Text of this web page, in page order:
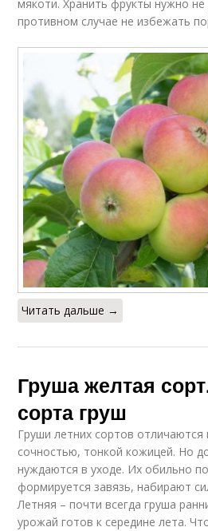
мякоти. Хранить фрукты нужно
противном случае не избежать
Читать дальше →
Груша желтая
сорта груш
Груши летних сортов отличаются
сочностью, тонкой кожицей. Но
нуждаются в уходе. Их обильно
формируется завязь, набирают
Летняя – почти всегда груша
урожай готов к середине лета.